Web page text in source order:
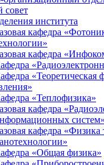
совет
института
кафедра
кафедра
«Теоретическая
«Теплофизика»
кафедра
систем»
кафедра «Физика
«Общая физика»